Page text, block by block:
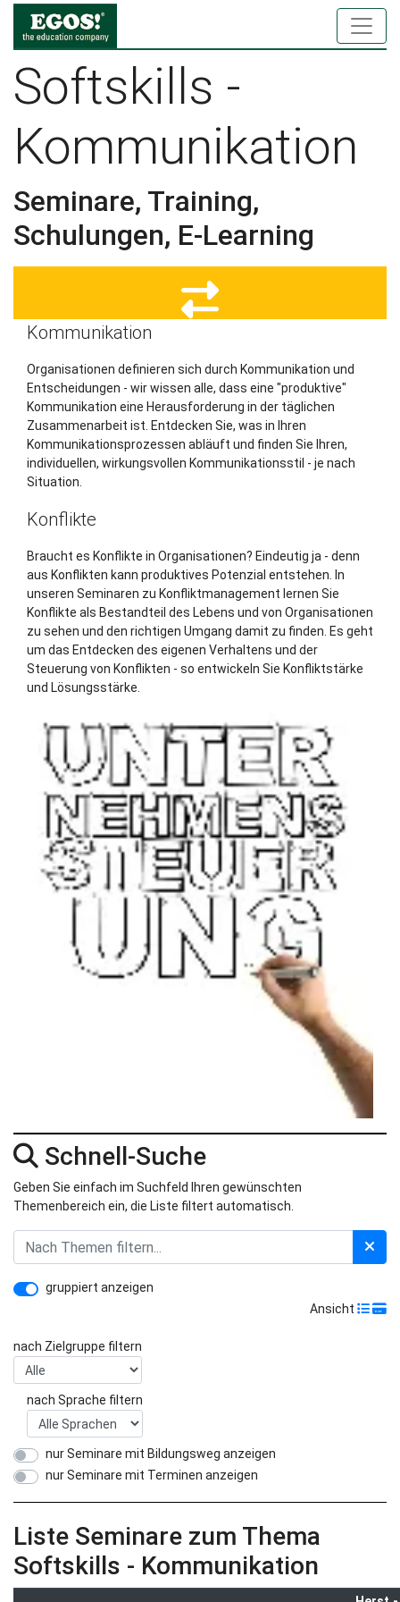
Softskills -
Kommunikation
Seminare, Training,
Schulungen, E-Learning
Kommunikation
Organisationen definieren sich durch Kommunikation und
Entscheidungen - wir wissen alle, dass eine "produktive"
Kommunikation eine Herausforderung in der täglichen
Zusammenarbeit ist. Entdecken Sie, was in Ihren
Kommunikationsprozessen abläuft und finden Sie Ihren,
individuellen, wirkungsvollen Kommunikationsstil - je nach
Situation.
Konflikte
Braucht es Konflikte in Organisationen? Eindeutig ja - denn
aus Konflikten kann produktives Potenzial entstehen. In
unseren Seminaren zu Konfliktmanagement lernen Sie
Konflikte als Bestandteil des Lebens und von Organisationen
zu sehen und den richtigen Umgang damit zu finden. Es geht
um das Entdecken des eigenen Verhaltens und der
Steuerung von Konflikten - so entwickeln Sie Konfliktstärke
und Lösungsstärke.
Schnell-Suche
Geben Sie einfach im Suchfeld Ihren gewünschten
Themenbereich ein, die Liste filtert automatisch.
gruppiert anzeigen
Ansicht
nach Zielgruppe filtern
nach Sprache filtern
nur Seminare mit Bildungsweg anzeigen
nur Seminare mit Terminen anzeigen
Liste Seminare zum Thema
Softskills - Kommunikation